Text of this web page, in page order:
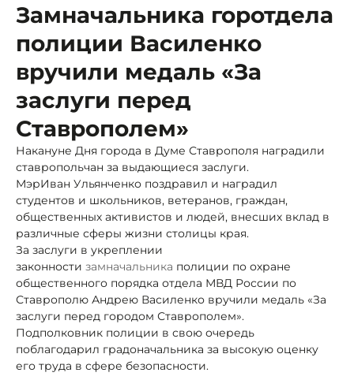
Замначальника горотдела
полиции Василенко
вручили медаль «За
заслуги перед
Ставрополем»
Накануне Дня города в Думе Ставрополя наградили
ставропольчан за выдающиеся заслуги.
МэрИван Ульянченко поздравил и наградил
студентов и школьников, ветеранов, граждан,
общественных активистов и людей, внесших вклад в
различные сферы жизни столицы края.
За заслуги в укреплении
законности замначальника полиции по охране
общественного порядка отдела МВД России по
Ставрополю Андрею Василенко вручили медаль «За
заслуги перед городом Ставрополем».
Подполковник полиции в свою очередь
поблагодарил градоначальника за высокую оценку
его труда в сфере безопасности.